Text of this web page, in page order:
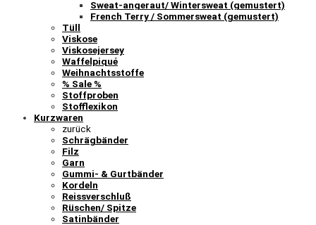
Sweat-angeraut/ Wintersweat (gemustert)
French Terry / Sommersweat (gemustert)
Tüll
Viskose
Viskosejersey
Waffelpiqué
Weihnachtsstoffe
% Sale %
Stoffproben
Stofflexikon
Kurzwaren
zurück
Schrägbänder
Filz
Garn
Gummi- & Gurtbänder
Kordeln
Reissverschluß
Rüschen/ Spitze
Satinbänder